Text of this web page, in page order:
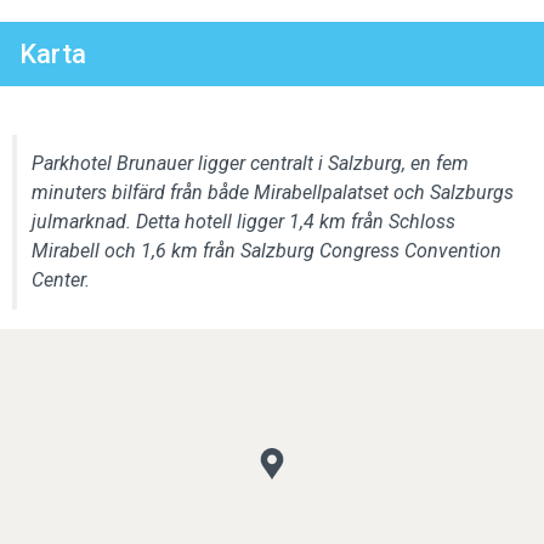
Karta
Parkhotel Brunauer ligger centralt i Salzburg, en fem
minuters bilfärd från både Mirabellpalatset och Salzburgs
julmarknad. Detta hotell ligger 1,4 km från Schloss
Mirabell och 1,6 km från Salzburg Congress Convention
Center.